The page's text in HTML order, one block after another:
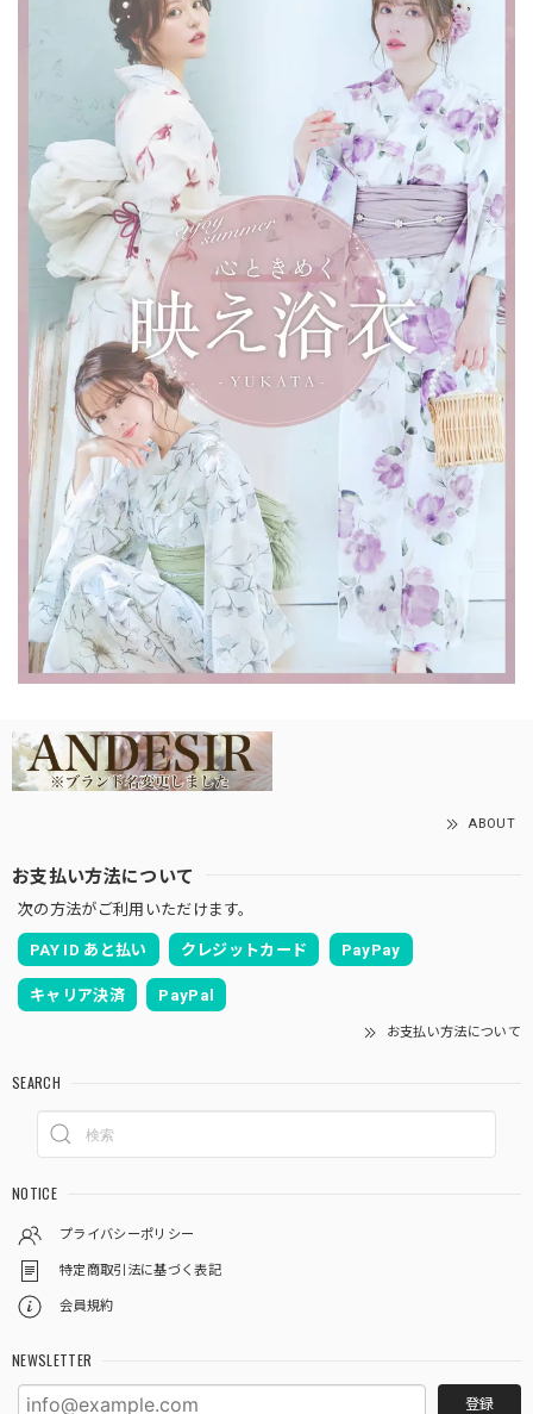
ABOUT
お支払い方法について
次の方法がご利用いただけます。
PAY ID あと払い クレジットカード PayPay
キャリア決済 PayPal
お支払い方法について
SEARCH
NOTICE
プライバシーポリシー
特定商取引法に基づく表記
会員規約
NEWSLETTER
登録